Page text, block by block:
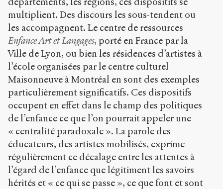
multiplient. Des discours les sous-tendent ou
les accompagnent. Le centre de ressources
Enfance Art et Langages, porté en France par la
Ville de Lyon, ou bien les résidences d’artistes à
l’école organisées par le centre culturel
Maisonneuve à Montréal en sont des exemples
particulièrement significatifs. Ces dispositifs
occupent en effet dans le champ des politiques
de l’enfance ce que l’on pourrait appeler une
« centralité paradoxale ». La parole des
éducateurs, des artistes mobilisés, exprime
régulièrement ce décalage entre les attentes à
l’égard de l’enfance que légitiment les savoirs
hérités et « ce qui se passe », ce que font et sont